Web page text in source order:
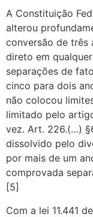
A Constituição
alterou
conversão de três
direto em
separações de
cinco para dois
não colocou
limitado pelo
vez. Art. 226.(…)
dissolvido pelo
por mais de um
comprovada
[5]
Com a lei 11.441